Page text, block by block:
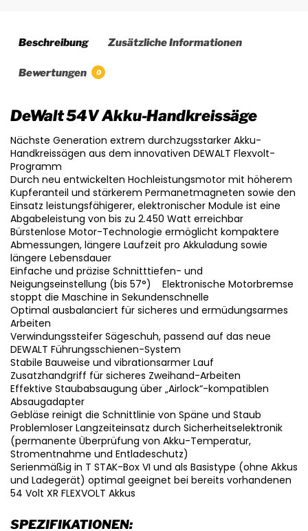
Beschreibung Zusätzliche Informationen
Bewertungen 0
DeWalt 54V Akku-Handkreissäge
Nächste Generation extrem durchzugsstarker Akku-
Handkreissägen aus dem innovativen DEWALT Flexvolt-
Programm
Durch neu entwickelten Hochleistungsmotor mit höherem
Kupferanteil und stärkerem Permanetmagneten sowie den
Einsatz leistungsfähigerer, elektronischer Module ist eine
Abgabeleistung von bis zu 2.450 Watt erreichbar
Bürstenlose Motor-Technologie ermöglicht kompaktere
Abmessungen, längere Laufzeit pro Akkuladung sowie
längere Lebensdauer
Einfache und präzise Schnitttiefen- und
Neigungseinstellung (bis 57°) Elektronische Motorbremse
stoppt die Maschine in Sekundenschnelle
Optimal ausbalanciert für sicheres und ermüdungsarmes
Arbeiten
Verwindungssteifer Sägeschuh, passend auf das neue
DEWALT Führungsschienen-System
Stabile Bauweise und vibrationsarmer Lauf
Zusatzhandgriff für sicheres Zweihand-Arbeiten
Effektive Staubabsaugung über „Airlock“-kompatiblen
Absaugadapter
Gebläse reinigt die Schnittlinie von Späne und Staub
Problemloser Langzeiteinsatz durch Sicherheitselektronik
(permanente Überprüfung von Akku-Temperatur,
Stromentnahme und Entladeschutz)
Serienmäßig in T STAK-Box VI und als Basistype (ohne Akkus
und Ladegerät) optimal geeignet bei bereits vorhandenen
54 Volt XR FLEXVOLT Akkus
SPEZIFIKATIONEN: